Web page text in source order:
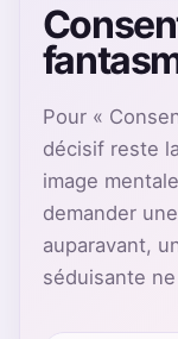
Pour «
décisif reste
image
demander
auparavant,
séduisante